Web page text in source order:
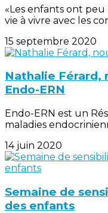
«Les enfants ont
vie à vivre avec les
15 septembre 2020
Nathalie Férard,
Endo-ERN
Endo-ERN est un
maladies
14 juin 2020
Semaine de
des enfants